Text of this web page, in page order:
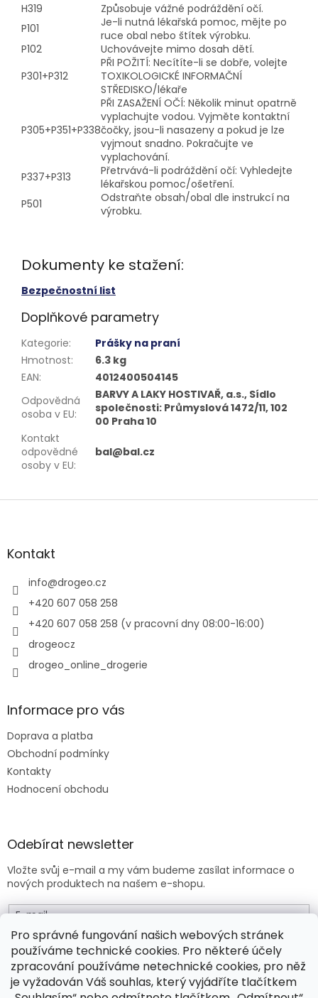
Pro správné fungování našich webových stránek
používáme technické cookies. Pro některé účely
zpracování používáme netechnické cookies, pro něž
je vyžadován Váš souhlas, který vyjádříte tlačítkem
H319
Způsobuje vážné podráždění očí.
P101
Je-li nutná lékařská pomoc, mějte po
ruce obal nebo štítek výrobku.
P102
Uchovávejte mimo dosah dětí.
P301+P312
PŘI POŽITÍ: Necítíte-li se dobře, volejte
TOXIKOLOGICKÉ INFORMAČNÍ
STŘEDISKO/lékaře
P305+P351+P338
PŘI ZASAŽENÍ OČÍ: Několik minut opatrně
vyplachujte vodou. Vyjměte kontaktní
čočky, jsou-li nasazeny a pokud je lze
vyjmout snadno. Pokračujte ve
vyplachování.
P337+P313
Přetrvává-li podráždění očí: Vyhledejte
lékařskou pomoc/ošetření.
P501
Odstraňte obsah/obal dle instrukcí na
výrobku.
Dokumenty ke stažení:
Bezpečnostní list
Doplňkové parametry
Kategorie:
Prášky na praní
Hmotnost:
6.3 kg
EAN:
4012400504145
Odpovědná
osoba v EU:
BARVY A LAKY HOSTIVAŘ, a.s., Sídlo
společnosti: Průmyslová 1472/11, 102
00 Praha 10
Kontakt
odpovědné
osoby v EU:
bal@bal.cz
Z
aKontakt
info@drogeo.cz
+420 607 058 258
+420 607 058 258 (v pracovní dny 08:00-16:00)
drogeocz
drogeo_online_drogerie
Informace pro vás
Doprava a platba
Obchodní podmínky
Kontakty
Hodnocení obchodu
Odebírat newsletter
Vložte svůj e-mail a my vám budeme zasílat informace o
nových produktech na našem e-shopu.
E-mail
Vložením e-mailu souhlasíte sobchodními podmínkami .
PŘIHLÁSIT SE